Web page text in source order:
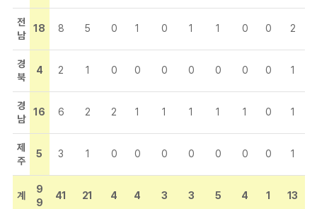
전
남
18 8 5 0 1 0 1 1 0 0 2
경
북
4 2 1 0 0 0 0 0 0 0 1
경
남
16 6 2 2 1 1 1 1 1 0 1
제
주
5 3 1 0 0 0 0 0 0 0 1
계
9
9
41 21 4 4 3 3 5 4 1 13